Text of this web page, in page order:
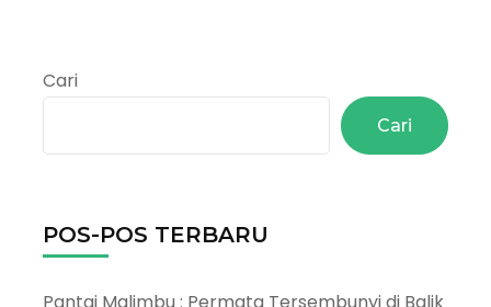
Cari
Cari
POS-POS TERBARU